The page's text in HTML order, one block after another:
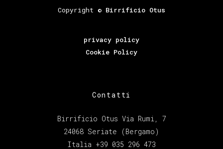
Copyright © Birrificio Otus
privacy policy
Cookie Policy
Contatti
Birrificio Otus Via Rumi, 7
24068 Seriate (Bergamo)
Italia +39 035 296 473